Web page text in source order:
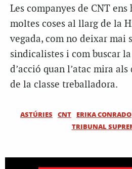
Les companyes de CNT ens
moltes coses al llarg de la
vegada, com no deixar mai
sindicalistes i com buscar
d’acció quan l’atac mira
de la classe treballadora.
ASTÚRIES CNT ERIKA CONRADO
TRIBUNAL